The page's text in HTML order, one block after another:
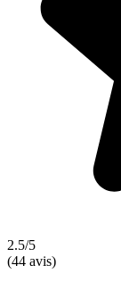
2.5/5
(44 avis)